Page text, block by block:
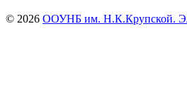
© 2026 ООУНБ им. Н.К.Крупской.